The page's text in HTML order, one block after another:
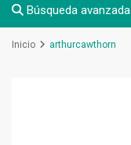
Búsqueda avanzada
Inicio arthurcawthorn